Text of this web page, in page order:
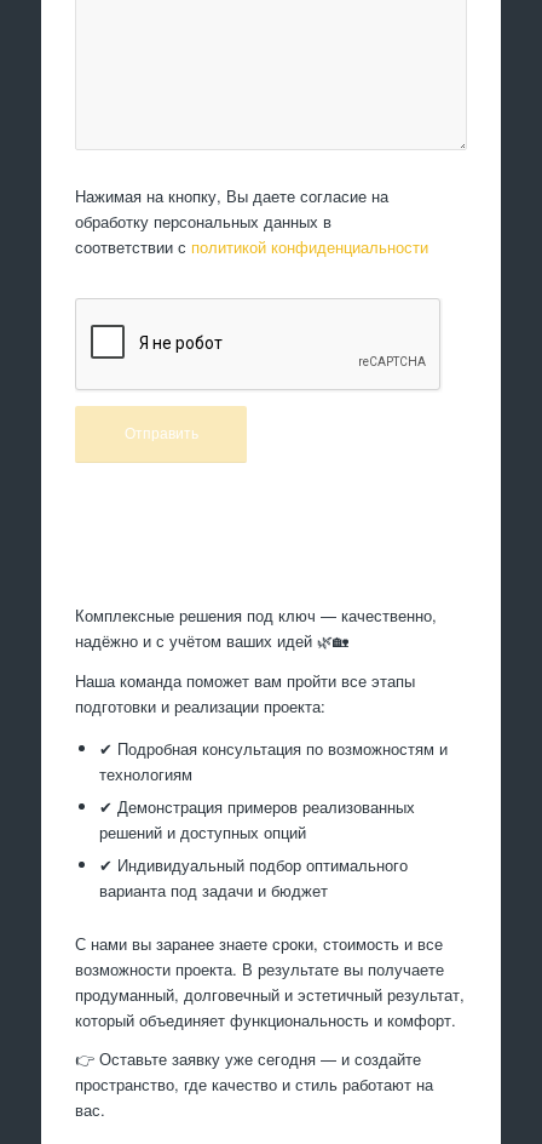
Нажимая на кнопку, Вы даете согласие на
обработку персональных данных в
соответствии с политикой конфиденциальности
Комплексные решения под ключ — качественно,
надёжно и с учётом ваших идей 🌿🏡
Наша команда поможет вам пройти все этапы
подготовки и реализации проекта:
✔ Подробная консультация по возможностям и
технологиям
✔ Демонстрация примеров реализованных
решений и доступных опций
✔ Индивидуальный подбор оптимального
варианта под задачи и бюджет
С нами вы заранее знаете сроки, стоимость и все
возможности проекта. В результате вы получаете
продуманный, долговечный и эстетичный результат,
который объединяет функциональность и комфорт.
👉 Оставьте заявку уже сегодня — и создайте
пространство, где качество и стиль работают на
вас.